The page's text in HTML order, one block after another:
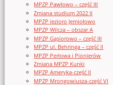
MPZP Pawłowo – część III
Zmiana studium 2022 II
MPZP jezioro Jemiołowo
MPZP Wilcza – obszar A
MPZP Gąsiorowo – część III
MPZP ul. Behringa – część II
MPZP Perłowa i Pionierów
Zmiana MPZP Kunki
MPZP Ameryka-część II
MPZP Mrongowiusza-część VI